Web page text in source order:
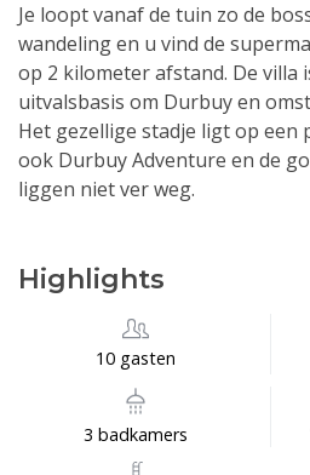
Je loopt vanaf de tuin zo de
wandeling en u vind de
op 2 kilometer afstand. De villa
uitvalsbasis om Durbuy en
Het gezellige stadje ligt op een
ook Durbuy Adventure en de
liggen niet ver weg.
Highlights
10 gasten
3 badkamers